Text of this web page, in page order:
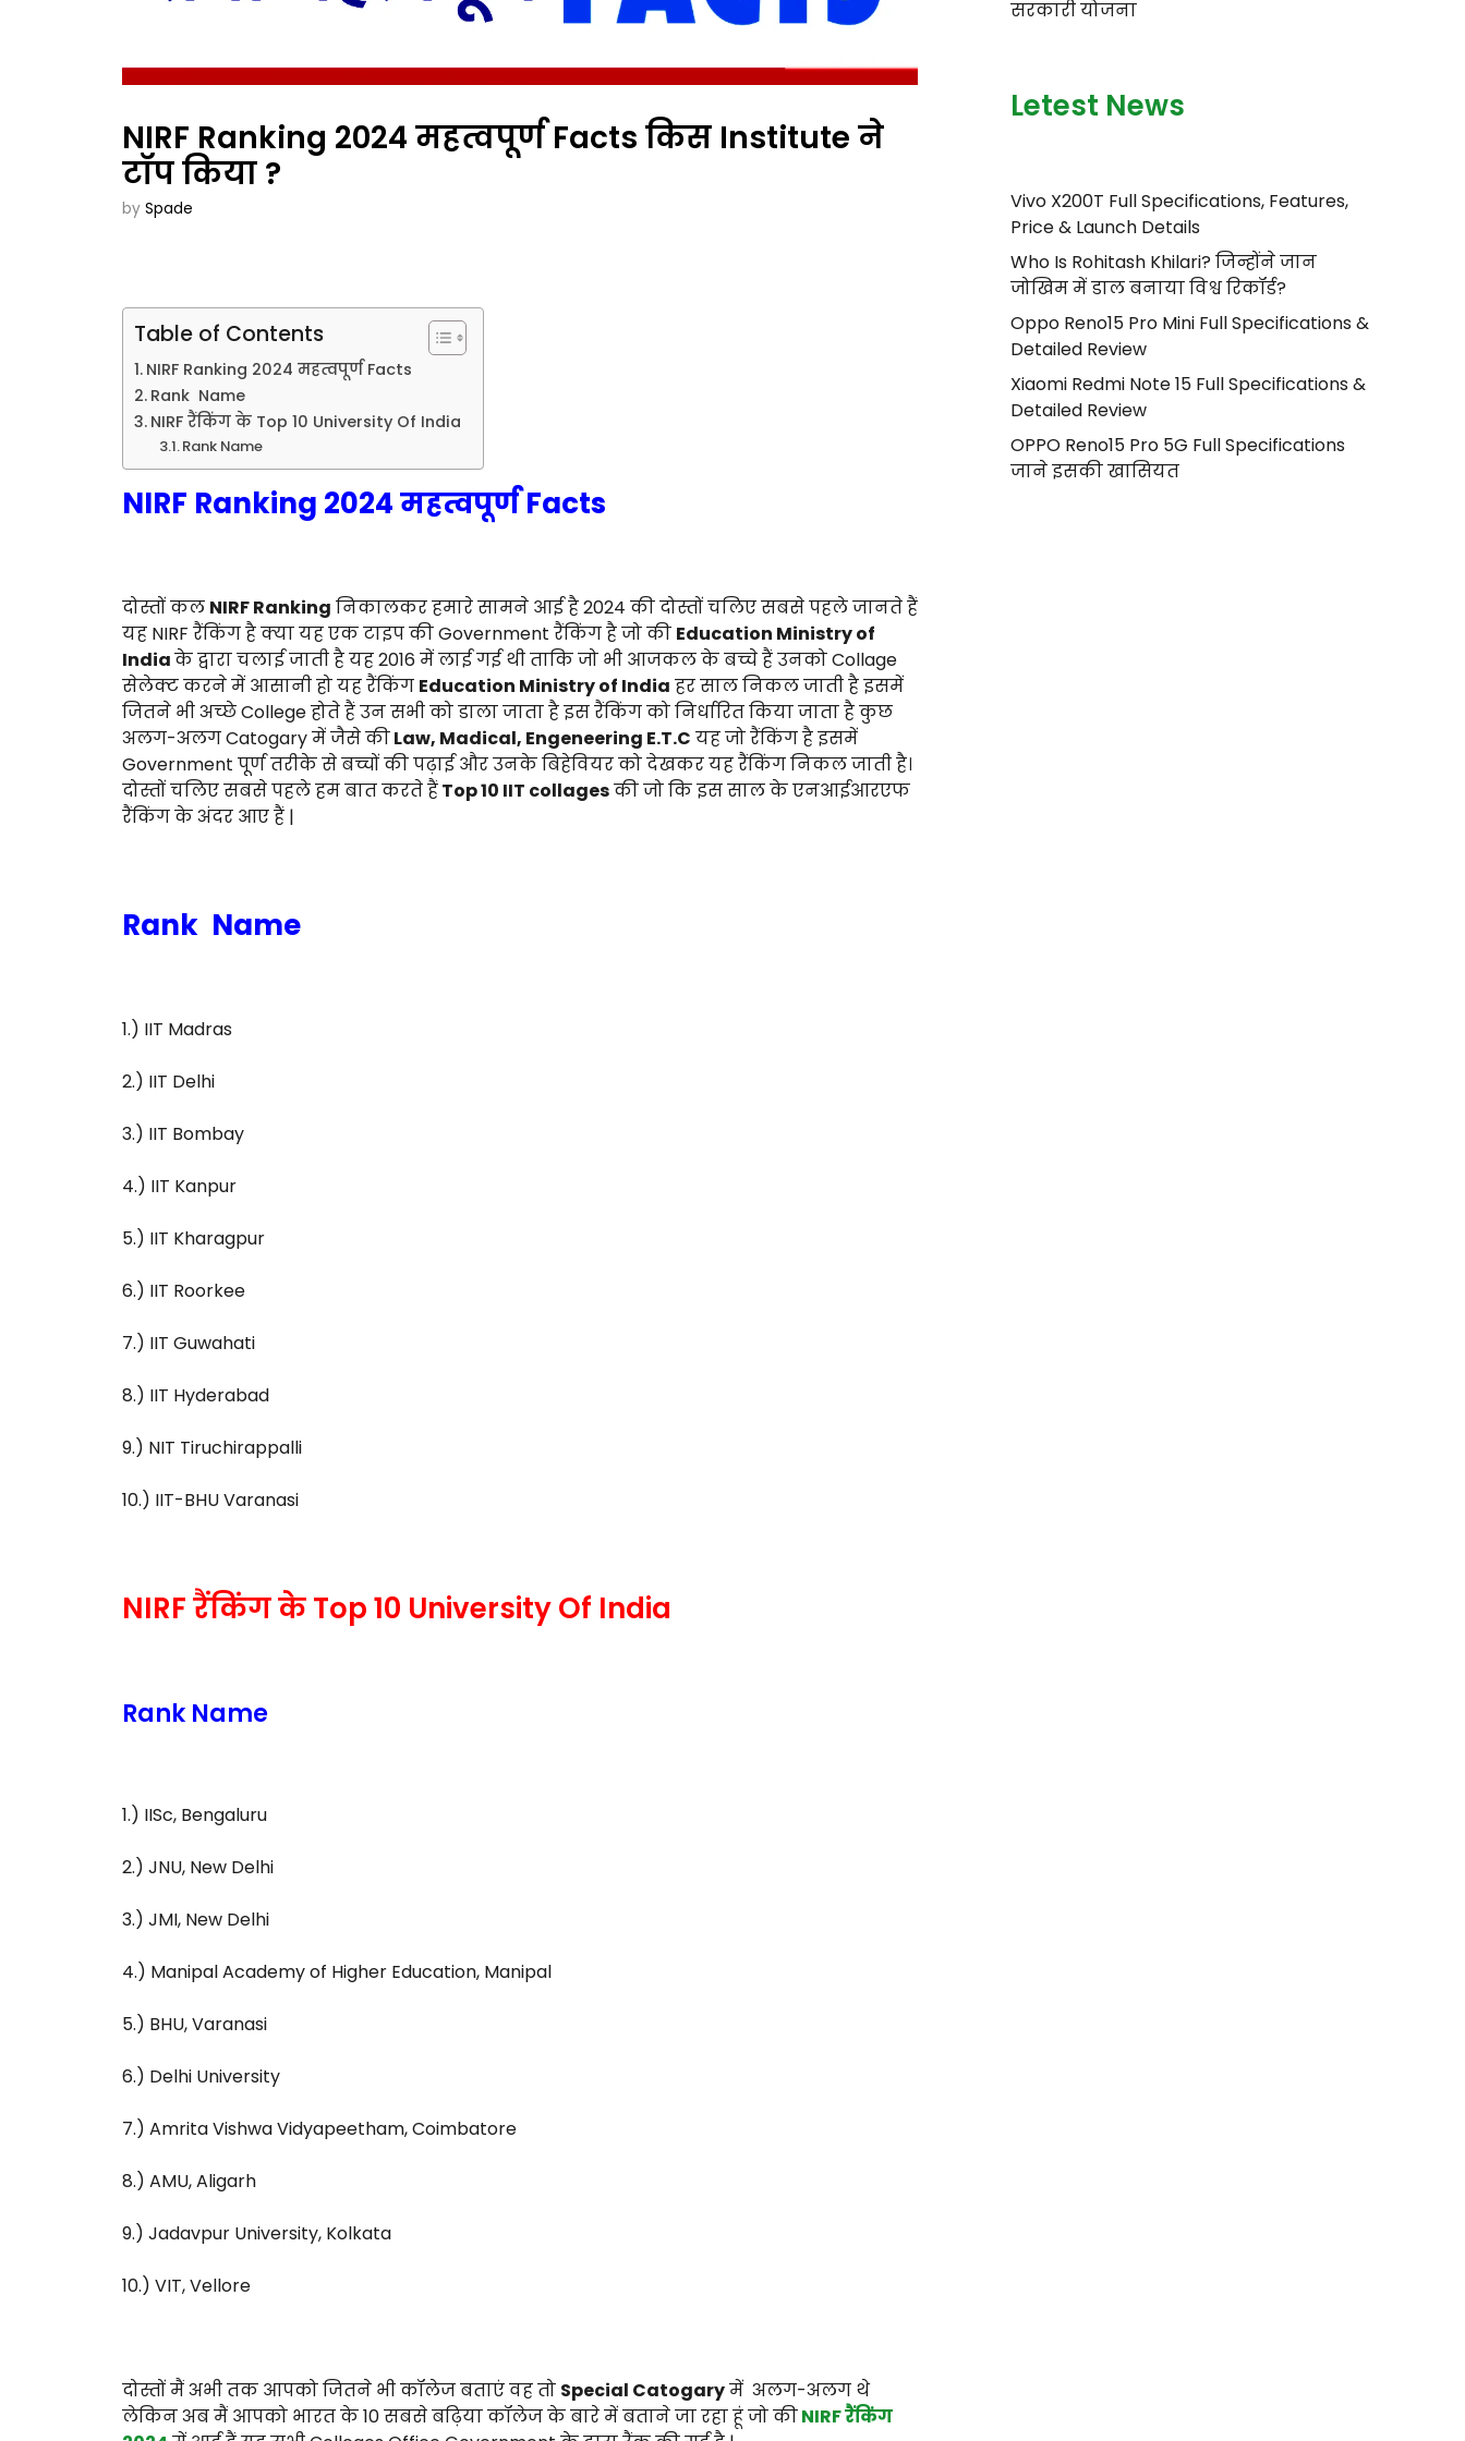
NIRF Ranking 2024 महत्वपूर्ण Facts किस Institute ने
टॉप किया ?
by Spade
Table of Contents
NIRF Ranking 2024 महत्वपूर्ण Facts
Rank Name
NIRF रैंकिंग के Top 10 University Of India
Rank Name
NIRF Ranking 2024 महत्वपूर्ण Facts
दोस्तों कल NIRF Ranking निकालकर हमारे सामने आई है 2024 की दोस्तों चलिए सबसे पहले जानते हैं
यह NIRF रैंकिंग है क्या यह एक टाइप की Government रैंकिंग है जो की Education Ministry of
Indiaके द्वारा चलाई जाती है यह 2016 में लाई गई थी ताकि जो भी आजकल के बच्चे हैं उनको Collage
सेलेक्ट करने में आसानी हो यह रैंकिंग Education Ministry of India हर साल निकल जाती है इसमें
जितने भी अच्छे College होते हैं उन सभी को डाला जाता है इस रैंकिंग को निर्धारित किया जाता है कुछ
अलग-अलग Catogary में जैसे कीLaw, Madical, Engeneering E.T.C यह जो रैंकिंग है इसमें
Government पूर्ण तरीके से बच्चों की पढ़ाई और उनके बिहेवियर को देखकर यह रैंकिंग निकल जाती है।
दोस्तों चलिए सबसे पहले हम बात करते हैंTop 10 IIT collagesकी जो कि इस साल के एनआईआरएफ
रैंकिंग के अंदर आए हैं |
Rank Name
1.) IIT Madras
2.) IIT Delhi
3.) IIT Bombay
4.) IIT Kanpur
5.) IIT Kharagpur
6.) IIT Roorkee
7.) IIT Guwahati
8.) IIT Hyderabad
9.) NIT Tiruchirappalli
10.) IIT-BHU Varanasi
NIRF रैंकिंग के Top 10 University Of India
Rank Name
1.) IISc, Bengaluru
2.) JNU, New Delhi
3.) JMI, New Delhi
4.) Manipal Academy of Higher Education, Manipal
5.) BHU, Varanasi
6.) Delhi University
7.) Amrita Vishwa Vidyapeetham, Coimbatore
8.) AMU, Aligarh
9.) Jadavpur University, Kolkata
10.) VIT, Vellore
दोस्तों मैं अभी तक आपको जितने भी कॉलेज बताएं वह तो Special Catogaryमें अलग-अलग थे
लेकिन अब मैं आपको भारत के 10 सबसे बढ़िया कॉलेज के बारे में बताने जा रहा हूं जो कीNIRF रैंकिंग
सरकारी योजना
Letest News
Vivo X200T Full Specifications, Features,
Price & Launch Details
Who Is Rohitash Khilari? जिन्होंने जान
जोखिम में डाल बनाया विश्व रिकॉर्ड?
Oppo Reno15 Pro Mini Full Specifications &
Detailed Review
Xiaomi Redmi Note 15 Full Specifications &
Detailed Review
OPPO Reno15 Pro 5G Full Specifications
जाने इसकी खासियत